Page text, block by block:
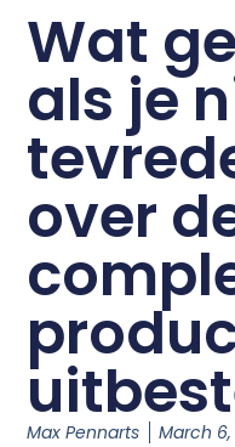
Wat
als je
over
Max Pennarts March